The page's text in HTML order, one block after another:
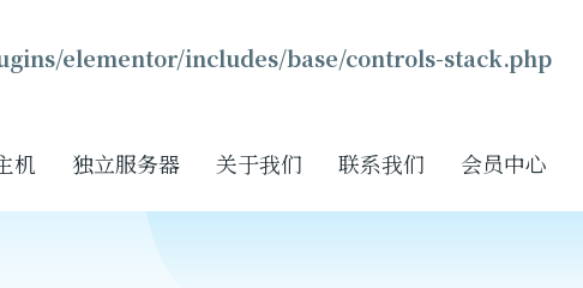
elementor/includes/base/controls-stack.php
机 独立服务器 关于我们 联系我们 会员中心